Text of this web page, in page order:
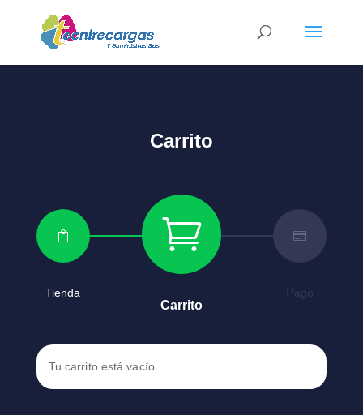
Carrito

Tienda

Carrito

Pago
Tu carrito está vacío.